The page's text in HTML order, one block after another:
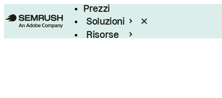
Prezzi
Soluzioni
Risorse